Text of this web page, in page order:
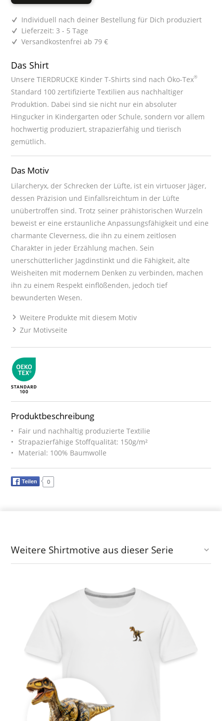
Individuell nach deiner Bestellung für Dich produziert
Lieferzeit: 3 - 5 Tage
Versandkostenfrei ab 79 €
Das Shirt
Unsere TIERDRUCKE Kinder T-Shirts sind nach Öko-Tex®
Standard 100 zertifizierte Textilien aus nachhaltiger
Produktion. Dabei sind sie nicht nur ein absoluter
Hingucker in Kindergarten oder Schule, sondern vor allem
hochwertig produziert, strapazierfähig und tierisch
gemütlich.
Das Motiv
Lilarcheryx, der Schrecken der Lüfte, ist ein virtuoser Jäger,
dessen Präzision und Einfallsreichtum in der Lüfte
unübertroffen sind. Trotz seiner prähistorischen Wurzeln
beweist er eine erstaunliche Anpassungsfähigkeit und eine
charmante Cleverness, die ihn zu einem zeitlosen
Charakter in jeder Erzählung machen. Sein
unerschütterlicher Jagdinstinkt und die Fähigkeit, alte
Weisheiten mit modernem Denken zu verbinden, machen
ihn zu einem Respekt einflößenden, jedoch tief
bewunderten Wesen.
Weitere Produkte mit diesem Motiv
Zur Motivseite
Produktbeschreibung
Fair und nachhaltig produzierte Textilie
Strapazierfähige Stoffqualität: 150g/m²
Material: 100% Baumwolle
Teilen 0
Weitere Shirtmotive aus dieser Serie